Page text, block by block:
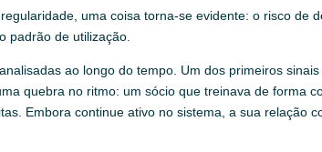
uma coisa torna-se evidente: o risco de
padrão de utilização.
ao longo do tempo. Um dos primeiros
quebra no ritmo: um sócio que treinava de forma
Embora continue ativo no sistema, a sua relação